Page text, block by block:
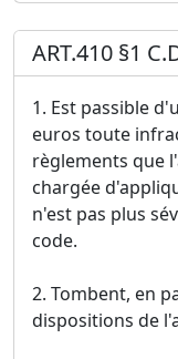
ART.410 §1
1. Est passible
euros toute
règlements que
chargée
n'est pas plus
code.
2. Tombent, en
dispositions de